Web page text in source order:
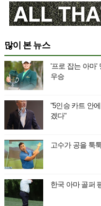
많이 본 뉴스
'프로 잡는 아마'
우승
"5인승 카트 안
겠다"
고수가 공을 툭
한국 아마 골퍼